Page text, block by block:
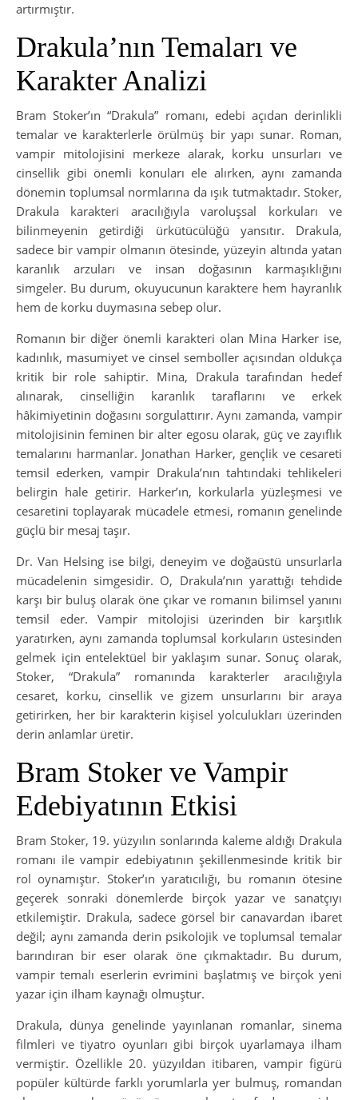
artırmıştır.
Drakula’nın Temaları ve
Karakter Analizi
Bram Stoker’ın “Drakula” romanı, edebi açıdan derinlikli
temalar ve karakterlerle örülmüş bir yapı sunar. Roman,
vampir mitolojisini merkeze alarak, korku unsurları ve
cinsellik gibi önemli konuları ele alırken, aynı zamanda
dönemin toplumsal normlarına da ışık tutmaktadır. Stoker,
Drakula karakteri aracılığıyla varoluşsal korkuları ve
bilinmeyenin getirdiği ürkütücülüğü yansıtır. Drakula,
sadece bir vampir olmanın ötesinde, yüzeyin altında yatan
karanlık arzuları ve insan doğasının karmaşıklığını
simgeler. Bu durum, okuyucunun karaktere hem hayranlık
hem de korku duymasına sebep olur.
Romanın bir diğer önemli karakteri olan Mina Harker ise,
kadınlık, masumiyet ve cinsel semboller açısından oldukça
kritik bir role sahiptir. Mina, Drakula tarafından hedef
alınarak, cinselliğin karanlık taraflarını ve erkek
hâkimiyetinin doğasını sorgulattırır. Aynı zamanda, vampir
mitolojisinin feminen bir alter egosu olarak, güç ve zayıflık
temalarını harmanlar. Jonathan Harker, gençlik ve cesareti
temsil ederken, vampir Drakula’nın tahtındaki tehlikeleri
belirgin hale getirir. Harker’ın, korkularla yüzleşmesi ve
cesaretini toplayarak mücadele etmesi, romanın genelinde
güçlü bir mesaj taşır.
Dr. Van Helsing ise bilgi, deneyim ve doğaüstü unsurlarla
mücadelenin simgesidir. O, Drakula’nın yarattığı tehdide
karşı bir buluş olarak öne çıkar ve romanın bilimsel yanını
temsil eder. Vampir mitolojisi üzerinden bir karşıtlık
yaratırken, aynı zamanda toplumsal korkuların üstesinden
gelmek için entelektüel bir yaklaşım sunar. Sonuç olarak,
Stoker, “Drakula” romanında karakterler aracılığıyla
cesaret, korku, cinsellik ve gizem unsurlarını bir araya
getirirken, her bir karakterin kişisel yolculukları üzerinden
derin anlamlar üretir.
Bram Stoker ve Vampir
Edebiyatının Etkisi
Bram Stoker, 19. yüzyılın sonlarında kaleme aldığı Drakula
romanı ile vampir edebiyatının şekillenmesinde kritik bir
rol oynamıştır. Stoker’ın yaratıcılığı, bu romanın ötesine
geçerek sonraki dönemlerde birçok yazar ve sanatçıyı
etkilemiştir. Drakula, sadece görsel bir canavardan ibaret
değil; aynı zamanda derin psikolojik ve toplumsal temalar
barındıran bir eser olarak öne çıkmaktadır. Bu durum,
vampir temalı eserlerin evrimini başlatmış ve birçok yeni
yazar için ilham kaynağı olmuştur.
Drakula, dünya genelinde yayınlanan romanlar, sinema
filmleri ve tiyatro oyunları gibi birçok uyarlamaya ilham
vermiştir. Özellikle 20. yüzyıldan itibaren, vampir figürü
popüler kültürde farklı yorumlarla yer bulmuş, romandan